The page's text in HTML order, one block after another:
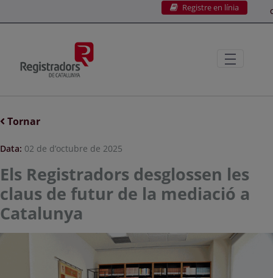
Registre en línia
Tornar
Data: 02 de d’octubre de 2025
Els Registradors desglossen les
claus de futur de la mediació a
Catalunya